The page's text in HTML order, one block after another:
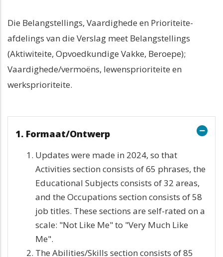
Die Belangstellings, Vaardighede en Prioriteite-
afdelings van die Verslag meet Belangstellings
(Aktiwiteite, Opvoedkundige Vakke, Beroepe);
Vaardighede/vermoëns, lewensprioriteite en
werksprioriteite.
1. Formaat/Ontwerp
Updates were made in 2024, so that
Activities section consists of 65 phrases, the
Educational Subjects consists of 32 areas,
and the Occupations section consists of 58
job titles. These sections are self-rated on a
scale: "Not Like Me" to "Very Much Like
Me".
The Abilities/Skills section consists of 85